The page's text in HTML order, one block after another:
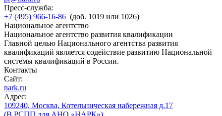
Пресс-служба:
+7 (495) 966-16-86 (доб. 1019 или 1026)
Национальное агентство
Национальное агентство развития квалификации
Главной целью Национального агентства развития
квалификаций является содействие развитию Национальной
системы квалификаций в России.
Контакты
Сайт:
nark.ru
Адрес:
109240, Москва, Котельническая набережная д.17
(В РСПП для АНО «НАРК»)